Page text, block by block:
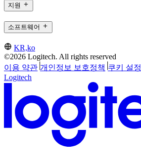
지원
소프트웨어
KR,ko
©2026 Logitech. All rights reserved
이용 약관 개인정보 보호정책 쿠키 설정
Logitech